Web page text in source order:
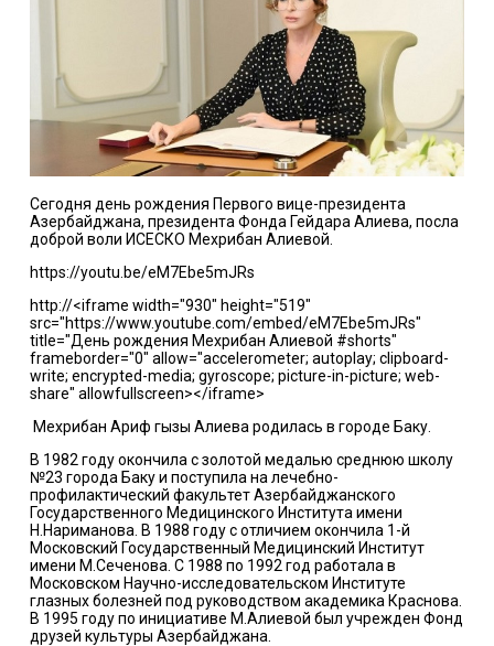
Сегодня день рождения Первого вице-президента
Азербайджана, президента Фонда Гейдара Алиева, посла
доброй воли ИСЕСКО Мехрибан Алиевой.
https://youtu.be/eM7Ebe5mJRs
http://<iframe width="930" height="519"
src="https://www.youtube.com/embed/eM7Ebe5mJRs"
title="День рождения Мехрибан Алиевой #shorts"
frameborder="0" allow="accelerometer; autoplay; clipboard-
write; encrypted-media; gyroscope; picture-in-picture; web-
share" allowfullscreen></iframe>
Мехрибан Ариф гызы Алиева родилась в городе Баку.
В 1982 году окончила с золотой медалью среднюю школу
№23 города Баку и поступила на лечебно-
профилактический факультет Азербайджанского
Государственного Медицинского Института имени
Н.Нариманова. В 1988 году с отличием окончила 1-й
Московский Государственный Медицинский Институт
имени М.Сеченова. С 1988 по 1992 год работала в
Московском Научно-исследовательском Институте
глазных болезней под руководством академика Краснова.
В 1995 году по инициативе М.Алиевой был учрежден Фонд
друзей культуры Азербайджана.